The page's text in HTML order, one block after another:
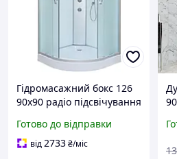
Гідромасажний бокс 126
90x90 радіо підсвічування
душова кабіна з низьким
піддоном
Готово до відправки
від2733₴/міс